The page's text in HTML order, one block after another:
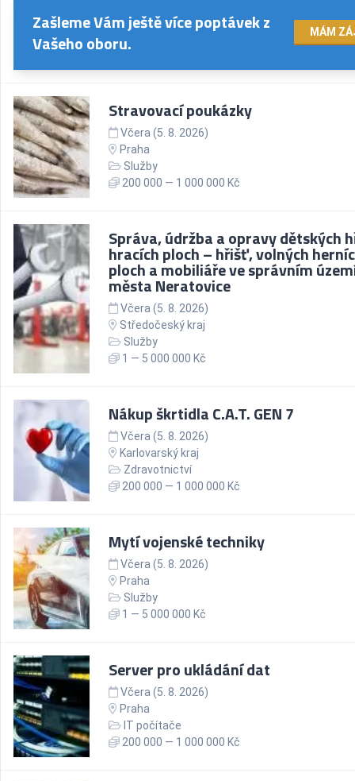
Zašleme Vám ještě více poptávek z
Vašeho oboru.
MÁM
Stravovací poukázky
Včera (5. 8. 2026)
Praha
Služby
200 000 — 1 000 000 Kč
Správa, údržba a opravy dětských
hracích ploch – hřišť, volných
ploch a mobiliáře ve správním
města Neratovice
Včera (5. 8. 2026)
Středočeský kraj
Služby
1 — 5 000 000 Kč
Nákup škrtidla C.A.T. GEN 7
Včera (5. 8. 2026)
Karlovarský kraj
Zdravotnictví
200 000 — 1 000 000 Kč
Mytí vojenské techniky
Včera (5. 8. 2026)
Praha
Služby
1 — 5 000 000 Kč
Server pro ukládání dat
Včera (5. 8. 2026)
Praha
IT počítače
200 000 — 1 000 000 Kč